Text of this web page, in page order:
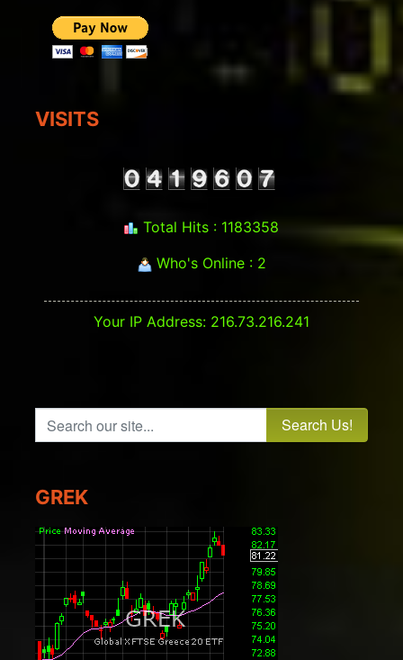
VISITS
Total Hits : 1183358
Who's Online : 2
Your IP Address: 216.73.216.241
Search our site...
GREK